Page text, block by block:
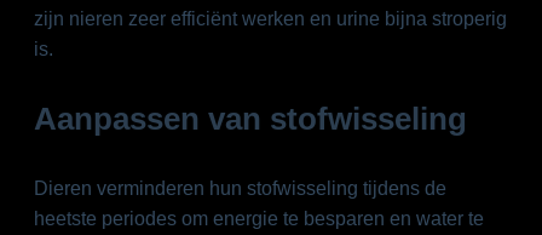
zijn nieren zeer efficiënt werken en urine bijna stroperig
is.
Aanpassen van stofwisseling
Dieren verminderen hun stofwisseling tijdens de
heetste periodes om energie te besparen en water te